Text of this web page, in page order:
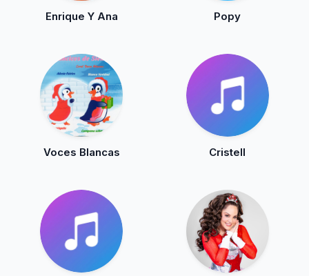
Enrique Y Ana Popy
Voces Blancas Cristell